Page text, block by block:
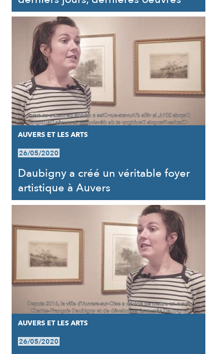
AUVERS ET LES ARTS
26/05/2020
Daubigny a créé un véritable foyer
artistique à Auvers
AUVERS ET LES ARTS
26/05/2020